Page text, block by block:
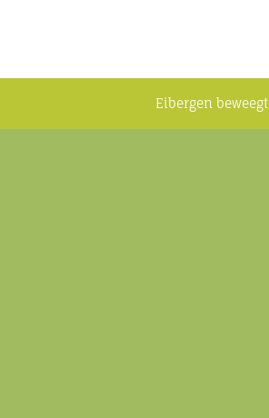
Eibergen beweegt